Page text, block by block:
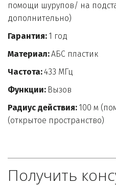
помощи шурупов/ на
дополнительно)
Гарантия: 1 год
Материал: АБС пластик
Частота: 433 МГц
Функции: Вызов
Радиус действия: 100 м
(открытое пространство)
Получить